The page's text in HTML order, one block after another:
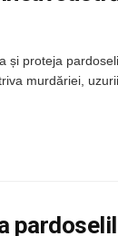
și proteja
murdăriei,